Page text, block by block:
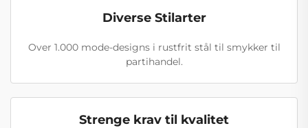
Diverse Stilarter
Over 1.000 mode-designs i rustfrit stål til smykker til
partihandel.
Strenge krav til kvalitet